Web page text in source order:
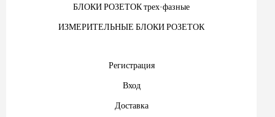
БЛОКИ РОЗЕТОК трех-фазные
ИЗМЕРИТЕЛЬНЫЕ БЛОКИ РОЗЕТОК
Регистрация
Вход
Доставка